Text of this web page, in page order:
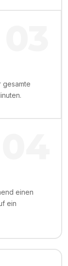
gesamte
einen
ein